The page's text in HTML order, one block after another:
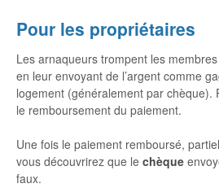
Pour les propriétaires
Les arnaqueurs trompent les
en leur envoyant de l’argent comme
logement (généralement par chèque).
le remboursement du paiement.
Une fois le paiement remboursé,
vous découvrirez que le chèque
faux.